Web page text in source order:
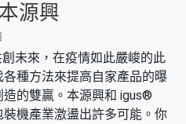
源興
未來，在疫情如此嚴峻的此
種方法來提高自家產品的曝
的雙贏。本源興和 igus®
機產業激盪出許多可能。你